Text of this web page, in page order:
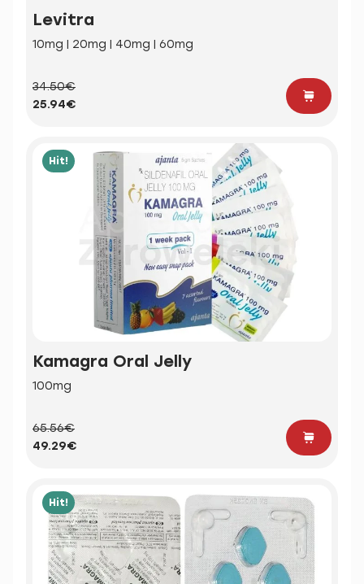
Levitra
10mg | 20mg | 40mg | 60mg
34.50€
25.94€
Hit!
Kamagra Oral Jelly
100mg
65.56€
49.29€
Hit!